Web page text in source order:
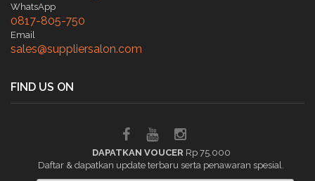
WhatsApp
0817-805-750
Email
sales@suppliersalon.com
FIND US ON
DAPATKAN VOUCER Rp 75.000
Daftar & dapatkan update terbaru serta penawaran spesial.